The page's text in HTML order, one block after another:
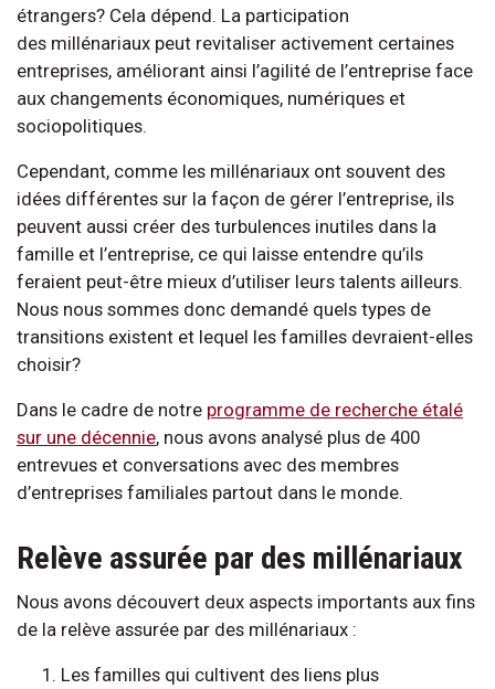
étrangers? Cela dépend. La participation
des millénariaux peut revitaliser activement certaines
entreprises, améliorant ainsi l’agilité de l’entreprise face
aux changements économiques, numériques et
sociopolitiques.
Cependant, comme les millénariaux ont souvent des
idées différentes sur la façon de gérer l’entreprise, ils
peuvent aussi créer des turbulences inutiles dans la
famille et l’entreprise, ce qui laisse entendre qu’ils
feraient peut-être mieux d’utiliser leurs talents ailleurs.
Nous nous sommes donc demandé quels types de
transitions existent et lequel les familles devraient-elles
choisir?
Dans le cadre de notre programme de recherche étalé
sur une décennie, nous avons analysé plus de 400
entrevues et conversations avec des membres
d’entreprises familiales partout dans le monde.
Relève assurée par des millénariaux
Nous avons découvert deux aspects importants aux fins
de la relève assurée par des millénariaux :
Les familles qui cultivent des liens plus